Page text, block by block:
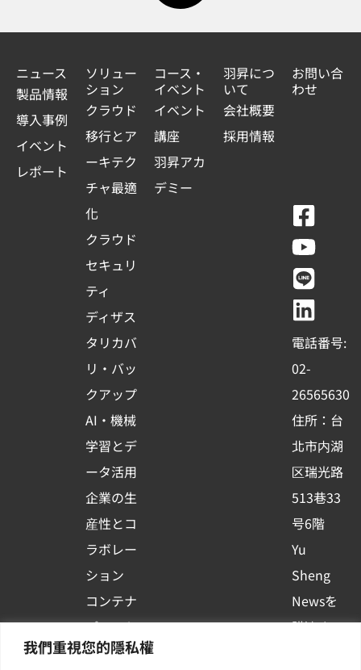
我們重視您的隱私權
ニュース
製品情報
導入事例
イベント
レポート
ソリュー
ション
クラウド
移行とア
ーキテク
チャ最適
化
クラウド
セキュリ
ティ
ディザス
タリカバ
リ・バッ
クアップ
AI・機械
学習とデ
ータ活用
企業の生
産性とコ
ラボレー
ション
コンテナ
プラット
フォーム
コース・
イベント
イベント
講座
羽昇アカ
デミー
羽昇につ
いて
会社概要
採用情報
お問い合
わせ
F
a
c
e
b
o
o
k
-
s
q
u
a
r
e
Y
o
u
t
u
b
e
L
i
n
e
L
i
n
k
e
d
i
n
電話番号:
02-
26565630
住所：台
北市内湖
区瑞光路
513巷33
号6階
Yu
Sheng
Newsを
購読する